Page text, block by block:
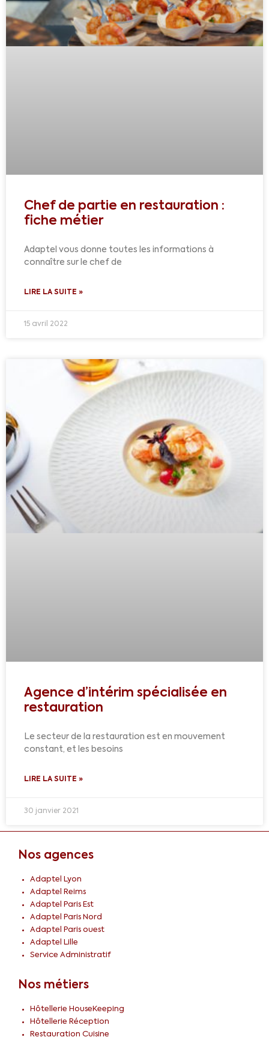
Chef de partie en restauration :
fiche métier
Adaptel vous donne toutes les informations à
connaître sur le chef de
LIRE LA SUITE »
15 avril 2022
Agence d’intérim spécialisée en
restauration
Le secteur de la restauration est en mouvement
constant, et les besoins
LIRE LA SUITE »
30 janvier 2021
Nos agences
Adaptel Lyon
Adaptel Reims
Adaptel Paris Est
Adaptel Paris Nord
Adaptel Paris ouest
Adaptel Lille
Service Administratif
Nos métiers
Hôtellerie HouseKeeping
Hôtellerie Réception
Restauration Cuisine